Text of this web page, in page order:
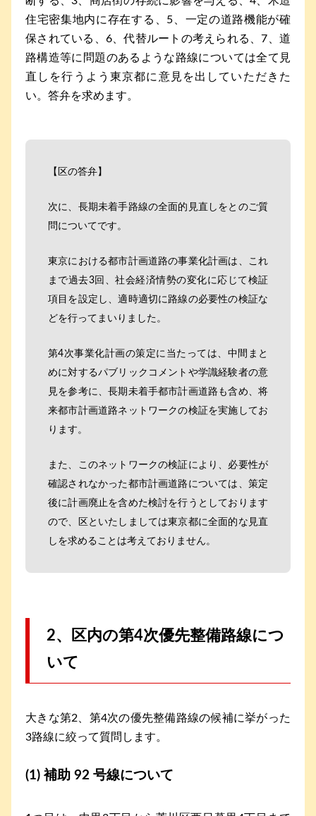
住宅密集地内に存在する、5、一定の道路機能が確
保されている、6、代替ルートの考えられる、7、道
路構造等に問題のあるような路線については全て見
直しを行うよう東京都に意見を出していただきた
い。答弁を求めます。
【区の答弁】
次に、長期未着手路線の全面的見直しをとのご質
問についてです。
東京における都市計画道路の事業化計画は、これ
まで過去3回、社会経済情勢の変化に応じて検証
項目を設定し、適時適切に路線の必要性の検証な
どを行ってまいりました。
第4次事業化計画の策定に当たっては、中間まと
めに対するパブリックコメントや学識経験者の意
見を参考に、長期未着手都市計画道路も含め、将
来都市計画道路ネットワークの検証を実施してお
ります。
また、このネットワークの検証により、必要性が
確認されなかった都市計画道路については、策定
後に計画廃止を含めた検討を行うとしております
ので、区といたしましては東京都に全面的な見直
しを求めることは考えておりません。
2、区内の第4次優先整備路線につ
いて
大きな第2、第4次の優先整備路線の候補に挙がった
3路線に絞って質問します。
(1) 補助 92 号線について